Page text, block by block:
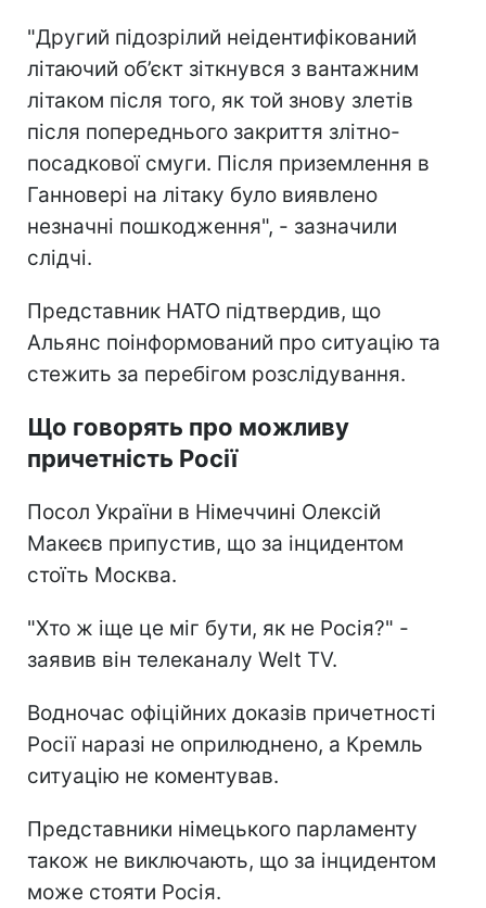
"Другий підозрілий неідентифікований
літаючий об’єкт зіткнувся з вантажним
літаком після того, як той знову злетів
після попереднього закриття злітно-
посадкової смуги. Після приземлення в
Ганновері на літаку було виявлено
незначні пошкодження", - зазначили
слідчі.
Представник НАТО підтвердив, що
Альянс поінформований про ситуацію та
стежить за перебігом розслідування.
Що говорять про можливу
причетність Росії
Посол України в Німеччині Олексій
Макеєв припустив, що за інцидентом
стоїть Москва.
"Хто ж іще це міг бути, як не Росія?" -
заявив він телеканалу Welt TV.
Водночас офіційних доказів причетності
Росії наразі не оприлюднено, а Кремль
ситуацію не коментував.
Представники німецького парламенту
також не виключають, що за інцидентом
може стояти Росія.